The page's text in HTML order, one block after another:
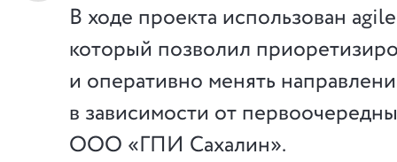
В ходе проекта использован
который позволил
и оперативно менять
в зависимости от
ООО «ГПИ Сахалин».